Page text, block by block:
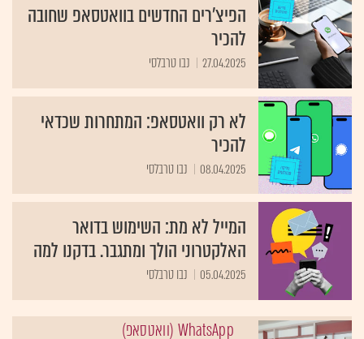
הפיצ'רים החדשים בוואטסאפ שחובה
להכיר
27.04.2025 נבו טרבלסי
לא רק וואטסאפ: המתחרות שכדאי
להכיר
08.04.2025 נבו טרבלסי
המייל לא מת: השימוש בדואר
האלקטרוני הולך ומתגבר. בדקנו למה
05.04.2025 נבו טרבלסי
WhatsApp (וואטסאפ)